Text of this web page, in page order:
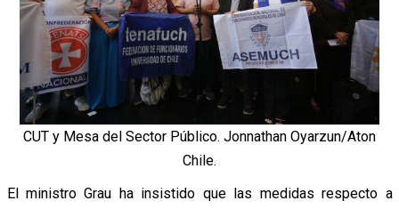
CUT y Mesa del Sector Público. Jonnathan Oyarzun/Aton
Chile.
El ministro Grau ha insistido que las medidas respecto a